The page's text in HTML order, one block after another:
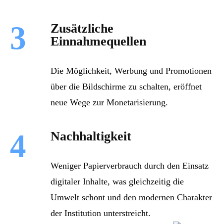
3
Zusätzliche
Einnahmequellen
Die Möglichkeit, Werbung und Promotionen
über die Bildschirme zu schalten, eröffnet
neue Wege zur Monetarisierung.
4 Nachhaltigkeit
Weniger Papierverbrauch durch den Einsatz
digitaler Inhalte, was gleichzeitig die
Umwelt schont und den modernen Charakter
der Institution unterstreicht.